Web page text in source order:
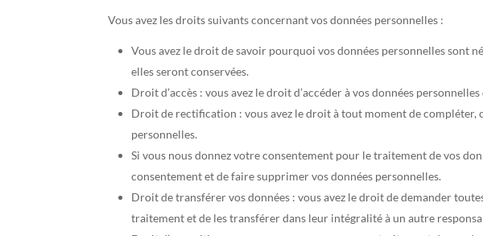
Vous avez les droits suivants concernant vos données personnelles :
Vous avez le droit de savoir pourquoi vos données personnelles sont
elles seront conservées.
Droit d’accès : vous avez le droit d’accéder à vos données
Droit de rectification : vous avez le droit à tout moment de
personnelles.
Si vous nous donnez votre consentement pour le traitement de vos
consentement et de faire supprimer vos données personnelles.
Droit de transférer vos données : vous avez le droit de demander
traitement et de les transférer dans leur intégralité à un autre